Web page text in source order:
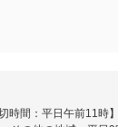
時間：平日午前11時